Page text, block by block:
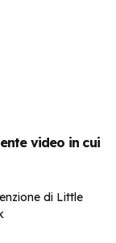
video in cui